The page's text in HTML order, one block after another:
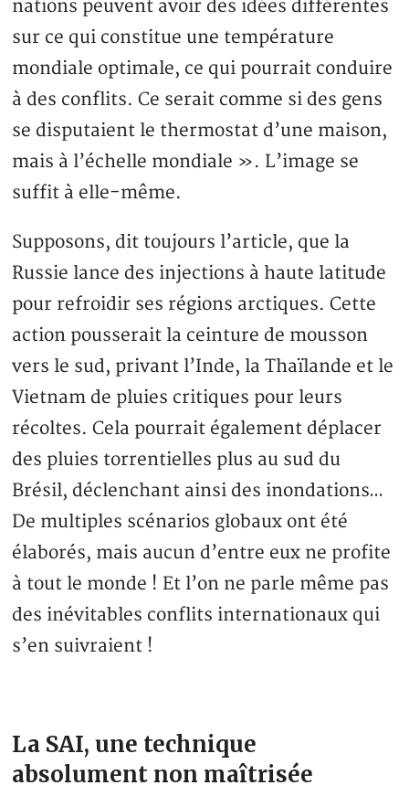
nations peuvent avoir des idées différentes
sur ce qui constitue une température
mondiale optimale, ce qui pourrait conduire
à des conflits. Ce serait comme si des gens
se disputaient le thermostat d’une maison,
mais à l’échelle mondiale ». L’image se
suffit à elle-même.
Supposons, dit toujours l’article, que la
Russie lance des injections à haute latitude
pour refroidir ses régions arctiques. Cette
action pousserait la ceinture de mousson
vers le sud, privant l’Inde, la Thaïlande et le
Vietnam de pluies critiques pour leurs
récoltes. Cela pourrait également déplacer
des pluies torrentielles plus au sud du
Brésil, déclenchant ainsi des inondations…
De multiples scénarios globaux ont été
élaborés, mais aucun d’entre eux ne profite
à tout le monde ! Et l’on ne parle même pas
des inévitables conflits internationaux qui
s’en suivraient !
La SAI, une technique
absolument non maîtrisée